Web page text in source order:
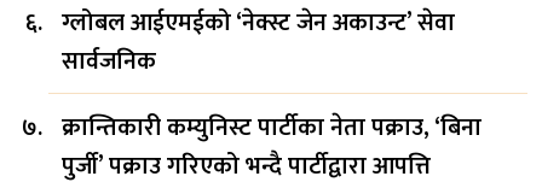
ग्लोबल आईएमईको ‘नेक्स्ट जेन अकाउन्ट’ सेवा
सार्वजनिक
क्रान्तिकारी कम्युनिस्ट पार्टीका नेता पक्राउ, ‘बिना
पुर्जी’ पक्राउ गरिएको भन्दै पार्टीद्वारा आपत्ति